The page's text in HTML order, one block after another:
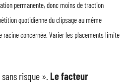
permanente, donc moins de traction
quotidienne du clipsage au même
racine concernée. Varier les placements limite
risque ». Le facteur